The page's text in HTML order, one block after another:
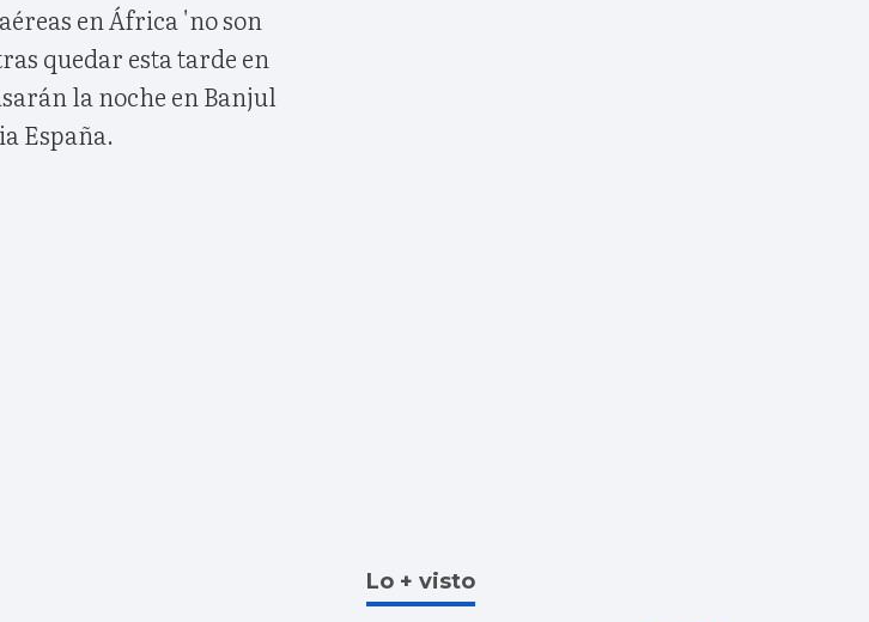
en África 'no son
quedar esta tarde en
la noche en Banjul
España.
Lo + visto